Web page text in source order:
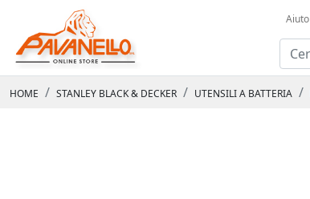
Aiuto
HOME STANLEY BLACK & DECKER UTENSILI A BATTERIA